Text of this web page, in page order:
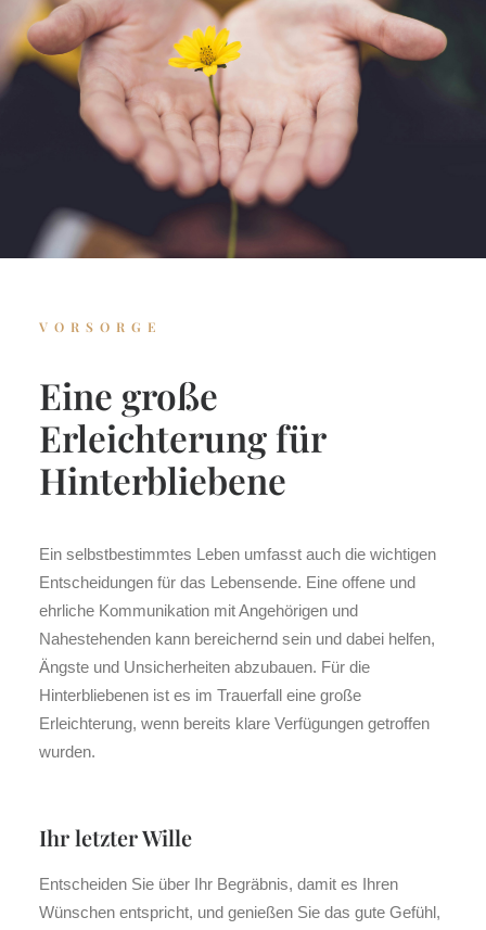
VORSORGE
Eine große
Erleichterung für
Hinterbliebene
Ein selbstbestimmtes Leben umfasst auch die wichtigen
Entscheidungen für das Lebensende. Eine offene und
ehrliche Kommunikation mit Angehörigen und
Nahestehenden kann bereichernd sein und dabei helfen,
Ängste und Unsicherheiten abzubauen. Für die
Hinterbliebenen ist es im Trauerfall eine große
Erleichterung, wenn bereits klare Verfügungen getroffen
wurden.
Ihr letzter Wille
Entscheiden Sie über Ihr Begräbnis, damit es Ihren
Wünschen entspricht, und genießen Sie das gute Gefühl,